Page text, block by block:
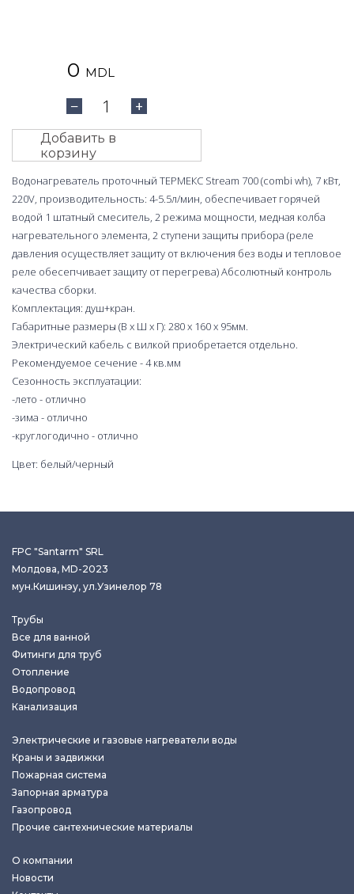
0 MDL
− 1 +
Добавить в
корзину
Водонагреватель проточный ТЕРМЕКС Stream 700 (combi wh), 7 кВт,
220V, производительность: 4-5.5л/мин, обеспечивает горячей
водой 1 штатный смеситель, 2 режима мощности, медная колба
нагревательного элемента, 2 ступени защиты прибора (реле
давления осуществляет защиту от включения без воды и тепловое
реле обесепчивает защиту от перегрева) Абсолютный контроль
качества сборки.
Комплектация: душ+кран.
Габаритные размеры (В х Ш х Г): 280 х 160 х 95мм.
Электрический кабель с вилкой приобретается отдельно.
Рекомендуемое сечение - 4 кв.мм
Сезонность эксплуатации:
-лето - отлично
-зима - отлично
-круглогодично - отлично
Цвет: белый/черный
FPC "Santarm" SRL
Молдова, MD-2023
мун.Кишинэу, ул.Узинелор 78
Трубы
Все для ванной
Фитинги для труб
Отопление
Водопровод
Канализация
Электрические и газовые нагреватели воды
Краны и задвижки
Пожарная система
Запорная арматура
Газопровод
Прочие сантехнические материалы
О компании
Новости